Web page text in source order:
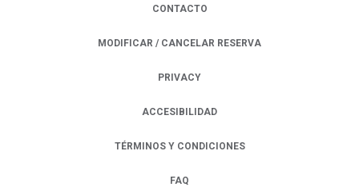
CONTACTO
MODIFICAR / CANCELAR RESERVA
PRIVACY
OPENS IN A NEW TAB.
ACCESIBILIDAD
TÉRMINOS Y CONDICIONES
FAQ